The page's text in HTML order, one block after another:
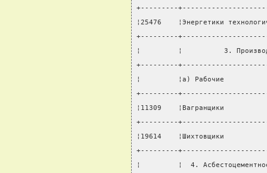
+---------
¦25476    ¦Энергетики
+---------
¦         ¦          3.
+---------
¦         ¦а) Рабочие
+---------
¦11309    ¦Вагранщики
+---------
¦19614    ¦Шихтовщики
+---------
¦         ¦  4.